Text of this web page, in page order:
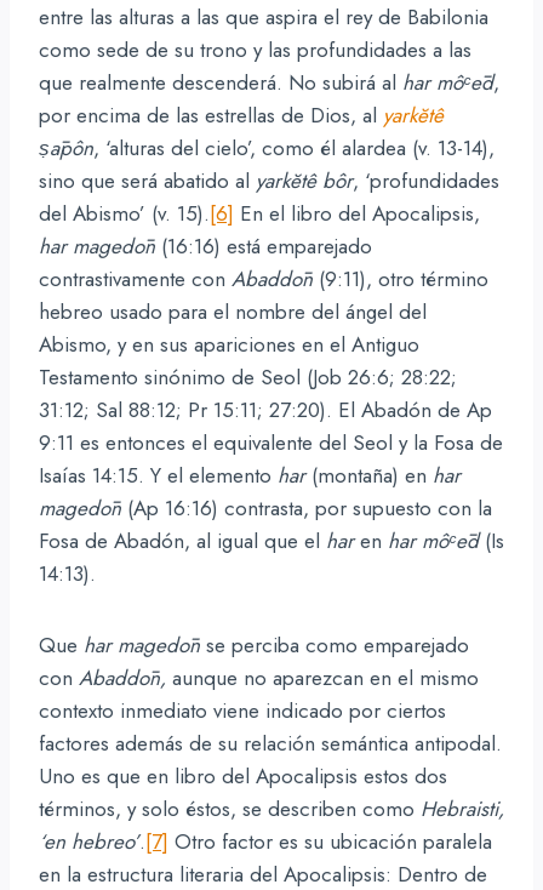
entre las alturas a las que aspira el rey de Babilonia
como sede de su trono y las profundidades a las
que realmente descenderá. No subirá al har môᶜēd,
por encima de las estrellas de Dios, al yarkĕtê
ṣāpôn, ‘alturas del cielo’, como él alardea (v. 13-14),
sino que será abatido al yarkĕtê bôr, ‘profundidades
del Abismo’ (v. 15).[6] En el libro del Apocalipsis,
har magedōn (16:16) está emparejado
contrastivamente con Abaddōn (9:11), otro término
hebreo usado para el nombre del ángel del
Abismo, y en sus apariciones en el Antiguo
Testamento sinónimo de Seol (Job 26:6; 28:22;
31:12; Sal 88:12; Pr 15:11; 27:20). El Abadón de Ap
9:11 es entonces el equivalente del Seol y la Fosa de
Isaías 14:15. Y el elemento har(montaña) en har
magedōn (Ap 16:16) contrasta, por supuesto con la
Fosa de Abadón, al igual que el haren har môᶜēd(Is
14:13).
Que har magedōn se perciba como emparejado
con Abaddōn, aunque no aparezcan en el mismo
contexto inmediato viene indicado por ciertos
factores además de su relación semántica antipodal.
Uno es que en libro del Apocalipsis estos dos
términos, y solo éstos, se describen como Hebraisti,
‘en hebreo’.[7] Otro factor es su ubicación paralela
en la estructura literaria del Apocalipsis: Dentro de